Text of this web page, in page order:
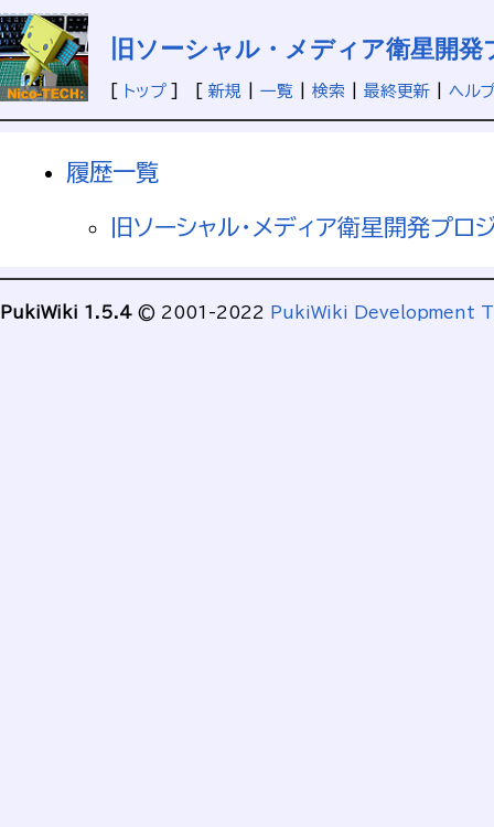
旧ソーシャル・メディア衛星開
トップ] [ 新規 一覧 検索 最終更新 ヘルプ
履歴一覧
旧ソーシャル・メディア衛星開発プ
PukiWiki 1.5.4 © 2001-2022 PukiWiki Development